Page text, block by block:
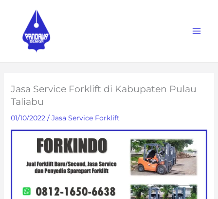
content
Jasa Service Forklift di Kabupaten Pulau
Taliabu
01/10/2022 / Jasa Service Forklift